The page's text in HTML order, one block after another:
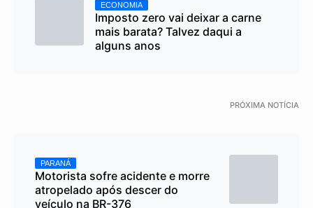
ECONOMIA
Imposto zero vai deixar a carne
mais barata? Talvez daqui a
alguns anos
PRÓXIMA NOTÍCIA
PARANÁ
Motorista sofre acidente e morre
atropelado após descer do
veículo na BR-376